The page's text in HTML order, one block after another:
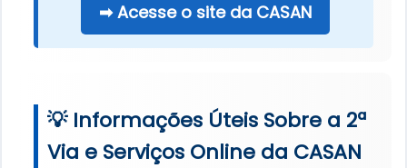
➡ Acesse o site da CASAN
💡 Informações Úteis Sobre a 2ª
Via e Serviços Online da CASAN